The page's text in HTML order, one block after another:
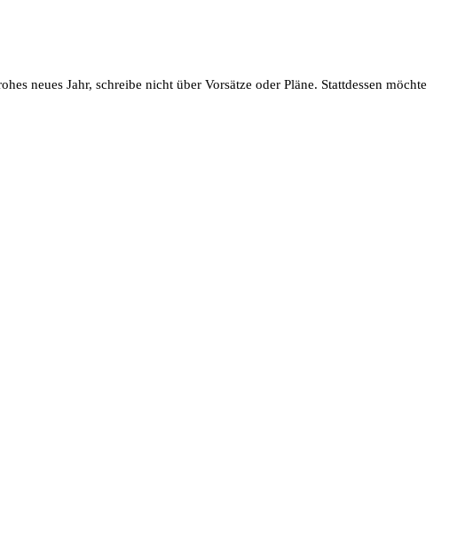
neues Jahr, schreibe nicht über Vorsätze oder Pläne. Stattdessen möchte